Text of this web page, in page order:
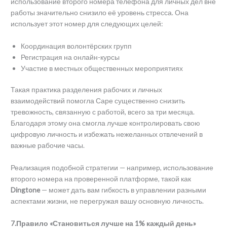
работы значительно снизило её уровень стресса. Она
использует этот номер для следующих целей:
Координация волонтёрских групп
Регистрация на онлайн-курсы
Участие в местных общественных мероприятиях
Такая практика разделения рабочих и личных
взаимодействий помогла Саре существенно снизить
тревожность, связанную с работой, всего за три месяца.
Благодаря этому она смогла лучше контролировать свою
цифровую личность и избежать нежеланных отвлечений в
важные рабочие часы.
Реализация подобной стратегии — например, использование
второго номера на проверенной платформе, такой как
Dingtone— может дать вам гибкость в управлении разными
аспектами жизни, не перегружая вашу основную личность.
7.Правило «Становиться лучше на 1% каждый день»